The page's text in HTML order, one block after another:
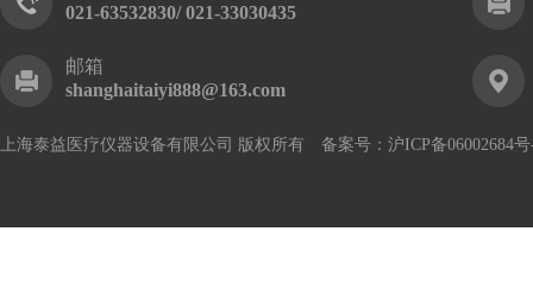
021-63532830/ 021-33030435
邮箱
shanghaitaiyi888@163.com
上海泰益医疗仪器设备有限公司 版权所有 备案号： 沪ICP备06002684